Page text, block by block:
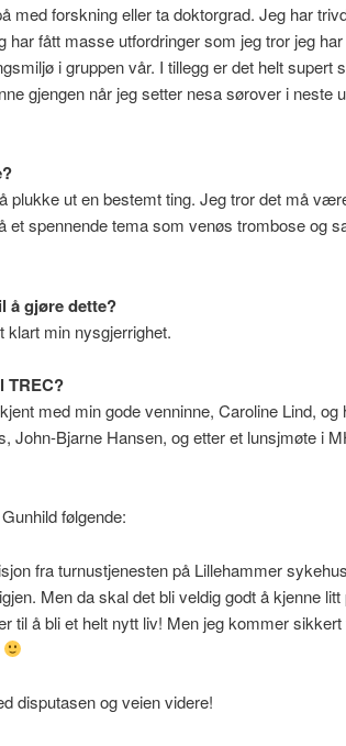
med forskning eller ta doktorgrad. Jeg har
har fått masse utfordringer som jeg tror jeg
i gruppen vår. I tillegg er det helt supert
gjengen når jeg setter nesa sørover i neste
plukke ut en bestemt ting. Jeg tror det må
et spennende tema som venøs trombose og
å gjøre dette?
klart min nysgjerrighet.
TREC?
med min gode venninne, Caroline Lind, og
John-Bjarne Hansen, og etter et lunsjmøte i
følgende:
fra turnustjenesten på Lillehammer
Men da skal det bli veldig godt å kjenne litt
til å bli et helt nytt liv! Men jeg kommer
disputasen og veien videre!